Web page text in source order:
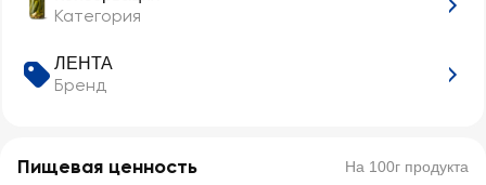
Категория
ЛЕНТА
Бренд
Пищевая ценность На 100г продукта